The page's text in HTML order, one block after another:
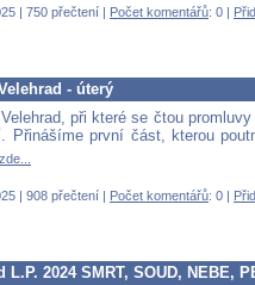
| 750 přečtení | Počet komentářů: 0 |
- úterý
při které se čtou
Přinášíme první část, kterou
| 908 přečtení | Počet komentářů: 0 |
2024 SMRT, SOUD, NEBE,